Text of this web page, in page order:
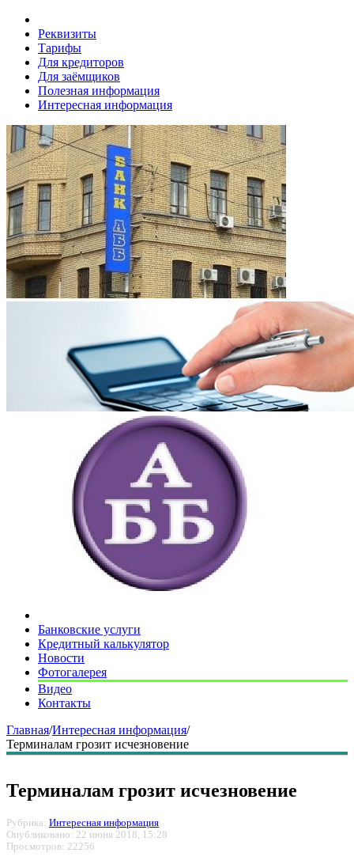
Реквизиты
Тарифы
Для кредиторов
Для заёмщиков
Полезная информация
Интересная информация
Банковские услуги
Кредитный калькулятор
Новости
Фотогалерея
Видео
Контакты
Главная/Интересная информация/
Терминалам грозит исчезновение
Терминалам грозит исчезновение
Рубрика: Интересная информация
Опубликовано: 22 июня 2018, 15:28
Просмотров: 22256